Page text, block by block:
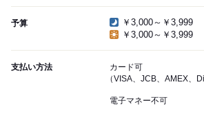
予算
￥3,000～￥3,999
￥3,000～￥3,999
支払い方法
カード可
（VISA、JCB、AMEX、
電子マネー不可